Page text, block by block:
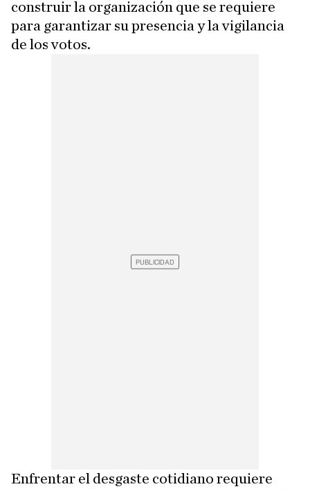
construir la organización que se requiere
para garantizar su presencia y la vigilancia
de los votos.
Enfrentar el desgaste cotidiano requiere